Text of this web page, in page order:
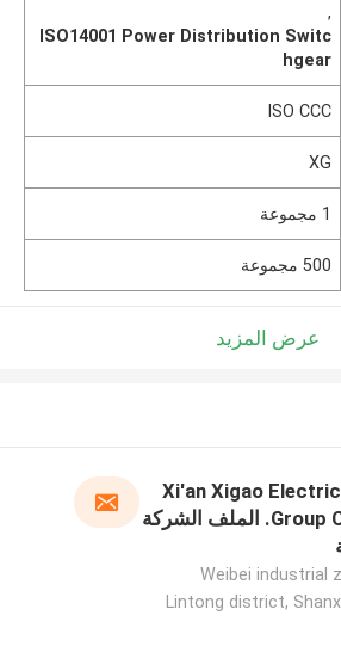
,
ISO14001 Power Distribution Switc
hgear
ISO CCC
XG
1 مجموعة
500 مجموعة
عرض المزيد
Xi'an Xigao
Group Co., Ltd. الملف الشركة
Weibei industrial
Lintong district,